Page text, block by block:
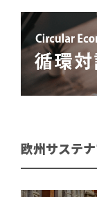
欧州サステ